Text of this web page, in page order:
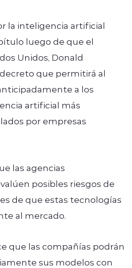
la inteligencia artificial
luego de que el
Unidos, Donald
que permitirá al
a los
artificial más
por empresas
las agencias
posibles riesgos de
de que estas tecnologías
al mercado.
que las compañías podrán
sus modelos con